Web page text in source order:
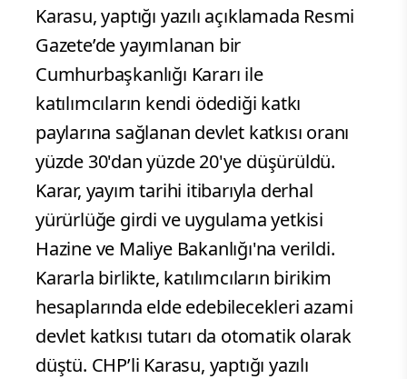
Karasu, yaptığı yazılı açıklamada Resmi
Gazete’de yayımlanan bir
Cumhurbaşkanlığı Kararı ile
katılımcıların kendi ödediği katkı
paylarına sağlanan devlet katkısı oranı
yüzde 30'dan yüzde 20'ye düşürüldü.
Karar, yayım tarihi itibarıyla derhal
yürürlüğe girdi ve uygulama yetkisi
Hazine ve Maliye Bakanlığı'na verildi.
Kararla birlikte, katılımcıların birikim
hesaplarında elde edebilecekleri azami
devlet katkısı tutarı da otomatik olarak
düştü. CHP’li Karasu, yaptığı yazılı